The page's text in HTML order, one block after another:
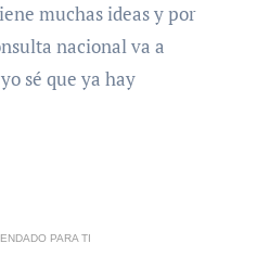
muchas ideas y por
nacional va a
sé que ya hay
PARA TI